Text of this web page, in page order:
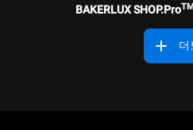
BAKERLUX SHOP.ProTM
더